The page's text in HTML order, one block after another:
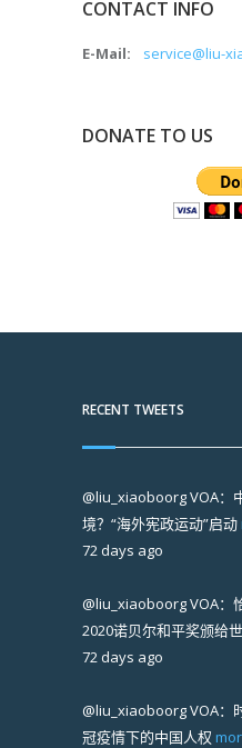
CONTACT INFO
E-Mail: service@liu-
DONATE TO US
RECENT TWEETS
@liu_xiaoboorgVOA：
境？“海外宪政运动”启动
72 days ago
@liu_xiaoboorgVOA：
2020诺贝尔和平奖颁给
72 days ago
@liu_xiaoboorgVOA：
冠疫情下的中国人权